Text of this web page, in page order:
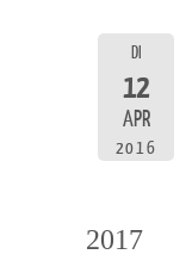
DI
12
APR
2016
2017